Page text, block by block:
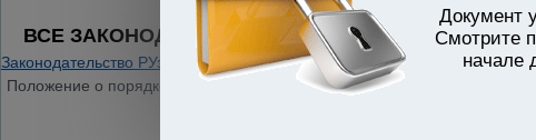
Документ
Смотрите
начале
ВСЕ ЗАКОНОДАТЕЛЬСТВО УЗБЕКИСТАНА
Законодательство РУз Общие вопросы хозяйственной и
Положение о порядке проведения досудебной санации (Приложение